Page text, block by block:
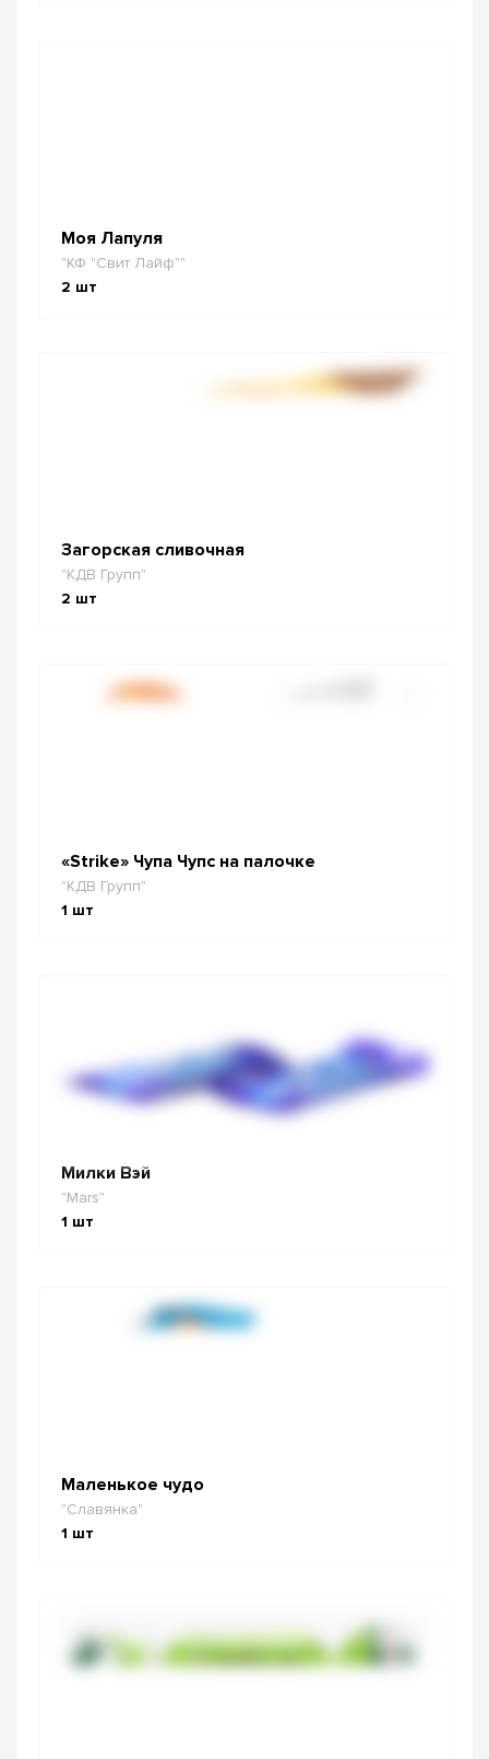
Моя Лапуля
"КФ "Свит Лайф""
2 шт
Загорская сливочная
"КДВ Групп"
2 шт
«Strike» Чупа Чупс на палочке
"КДВ Групп"
1 шт
Милки Вэй
"Mars"
1 шт
Маленькое чудо
"Славянка"
1 шт